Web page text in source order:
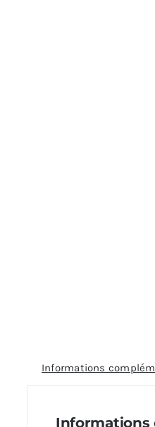
Informations
Informations